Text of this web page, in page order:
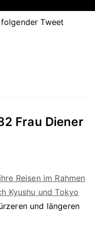
folgender Tweet
Frau Diener
Reisen im Rahmen
Kyushu und Tokyo
und längeren